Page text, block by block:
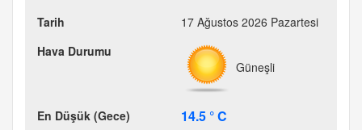
17 Ağustos 2026 Pazartesi
Güneşli
14.5 ° C